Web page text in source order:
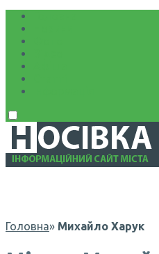
Головна» Михайло Харук